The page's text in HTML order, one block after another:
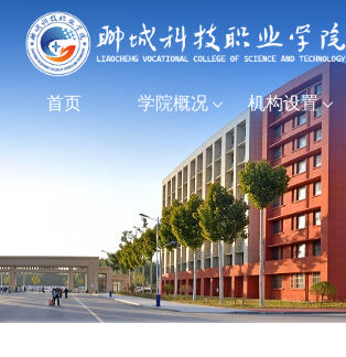
首页 学院概况 机构设置